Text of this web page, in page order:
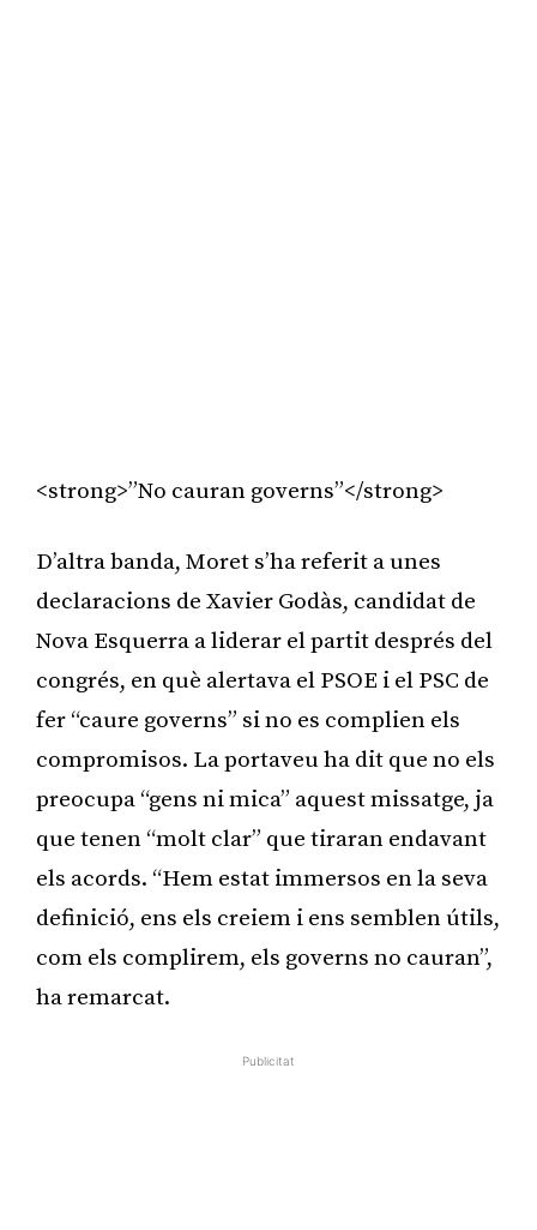
<strong>”No cauran governs”</strong>
D’altra banda, Moret s’ha referit a unes
declaracions de Xavier Godàs, candidat de
Nova Esquerra a liderar el partit després del
congrés, en què alertava el PSOE i el PSC de
fer “caure governs” si no es complien els
compromisos. La portaveu ha dit que no els
preocupa “gens ni mica” aquest missatge, ja
que tenen “molt clar” que tiraran endavant
els acords. “Hem estat immersos en la seva
definició, ens els creiem i ens semblen útils,
com els complirem, els governs no cauran”,
ha remarcat.
Publicitat